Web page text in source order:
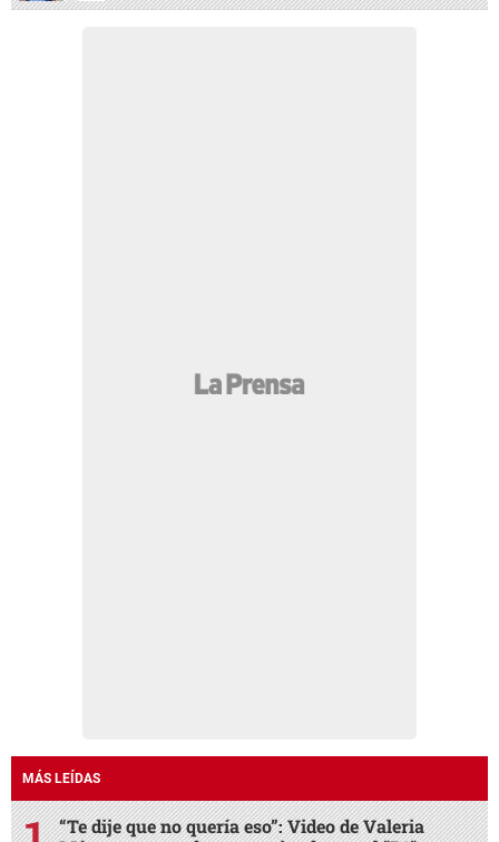
MÁS LEÍDAS
“Te dije que no quería eso”: Video de Valeria